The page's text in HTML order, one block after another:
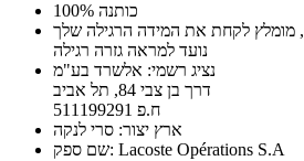
100% כותנה
מומלץ לקחת את המידה הרגילה שלך
נועד למראה גזרה רגילה
נציג רשמי: אלשרד בע"מ
דרך בן צבי 84, תל אביב
ח.פ 511199291
ארץ יצור: סרי לנקה
שם ספק: Lacoste Opérations S.A